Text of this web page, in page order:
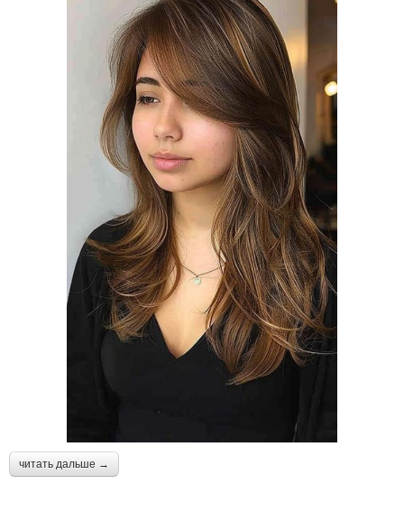
читать дальше →